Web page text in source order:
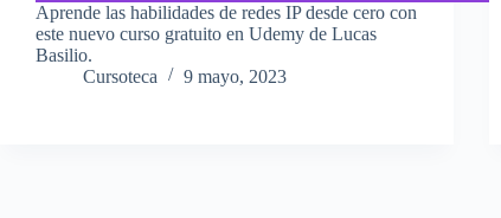
Aprende las habilidades de redes IP desde cero con
este nuevo curso gratuito en Udemy de Lucas
Basilio.
Cursoteca
9 mayo, 2023